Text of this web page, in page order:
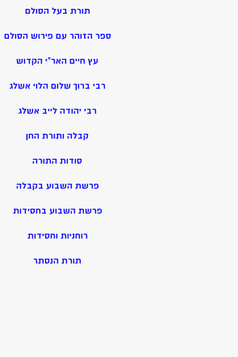
תורת בעל הסולם
ספר הזוהר עם פירוש הסולם
עץ חיים האר”י הקדוש
רבי ברוך שלום הלוי אשלג
רבי יהודה לייב אשלג
קבלה ותורת החן
סודות התורה
פרשת השבוע בקבלה
פרשת השבוע בחסידות
רוחניות וחסידות
תורת הנסתר